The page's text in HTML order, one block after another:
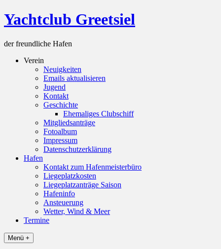
Skip
to
Yachtclub Greetsiel
der freundliche Hafen
Verein
Neuigkeiten
Emails aktualisieren
Jugend
Kontakt
Geschichte
Ehemaliges Clubschiff
Mitgliedsanträge
Fotoalbum
Impressum
Datenschutzerklärung
Hafen
Kontakt zum Hafenmeisterbüro
Liegeplatzkosten
Liegeplatzanträge Saison
Hafeninfo
Ansteuerung
Wetter, Wind & Meer
Termine
Menü +